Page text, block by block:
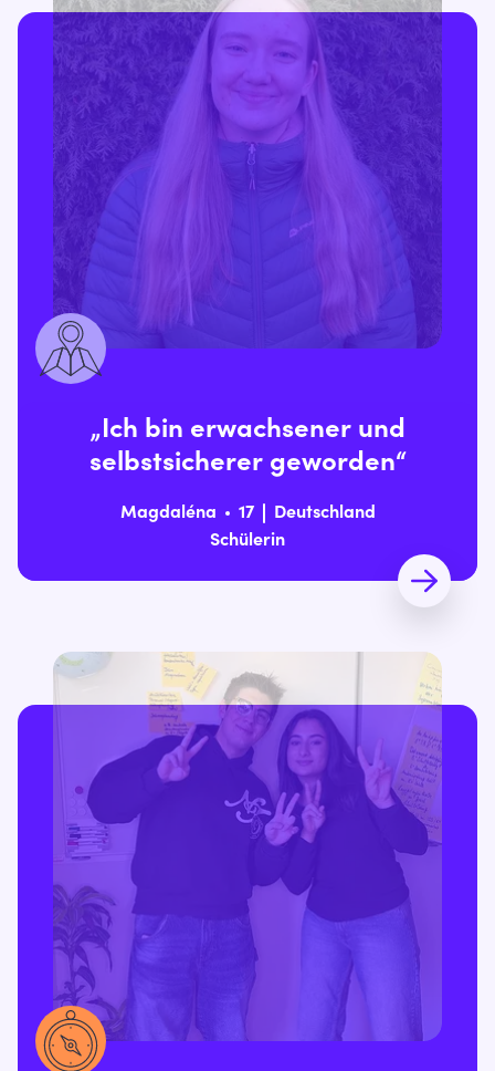
„Ich bin erwachsener und
selbstsicherer geworden“
Magdaléna 17
Deutschland
Schülerin